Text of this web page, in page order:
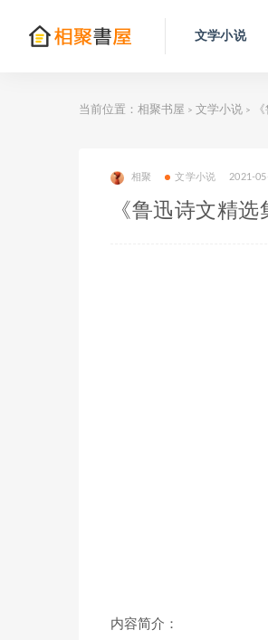
文学小说
当前位置： 相聚书屋 > 文学小说 >
相聚 文学小说 2021-
《鲁迅诗文精选
内容简介：